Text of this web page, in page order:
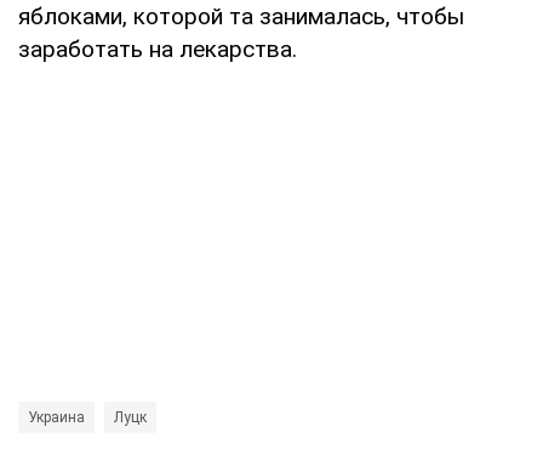
яблоками, которой та занималась, чтобы
заработать на лекарства.
Украина Луцк